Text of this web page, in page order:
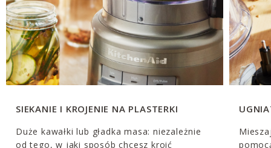
SIEKANIE I KROJENIE NA PLASTERKI
Duże kawałki lub gładka masa: niezależnie
od tego, w jaki sposób chcesz kroić